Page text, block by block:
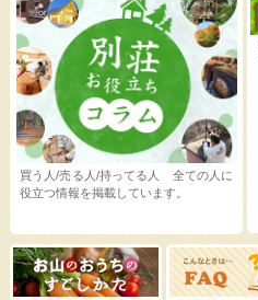
買う人/売る人/持ってる人 全ての人に
役立つ情報を掲載しています。